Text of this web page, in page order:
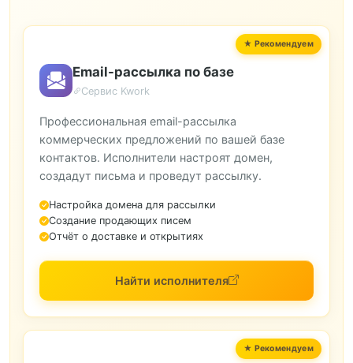
Email-рассылка по базе
Сервис Kwork
Профессиональная email-рассылка
коммерческих предложений по вашей базе
контактов. Исполнители настроят домен,
создадут письма и проведут рассылку.
Настройка домена для рассылки
Создание продающих писем
Отчёт о доставке и открытиях
Найти исполнителя